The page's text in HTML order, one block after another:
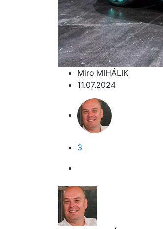
Miro MIHÁLIK
11.07.2024
3